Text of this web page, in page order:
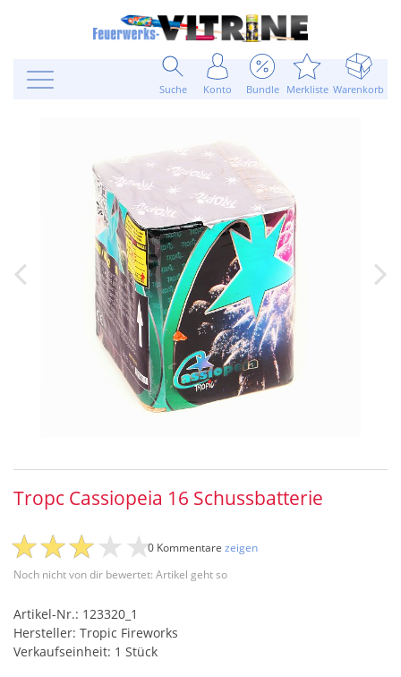
Suche Konto Bundle Merkliste Warenkorb
Tropc Cassiopeia 16 Schussbatterie
Noch nicht von dir bewertet: Artikel geht so
0 Kommentare zeigen
Artikel-Nr.: 123320_1
Hersteller: Tropic Fireworks
Verkaufseinheit: 1 Stück